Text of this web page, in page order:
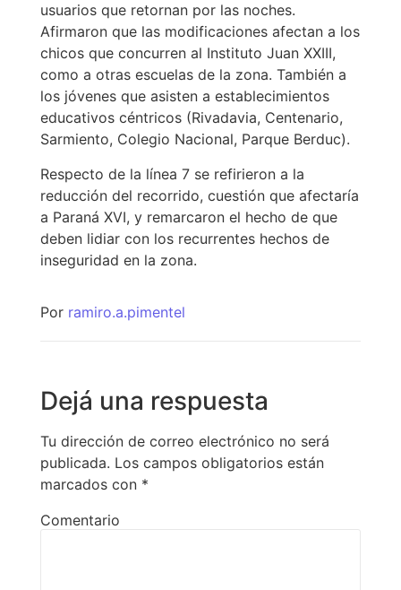
usuarios que retornan por las noches.
Afirmaron que las modificaciones afectan a los
chicos que concurren al Instituto Juan XXIII,
como a otras escuelas de la zona. También a
los jóvenes que asisten a establecimientos
educativos céntricos (Rivadavia, Centenario,
Sarmiento, Colegio Nacional, Parque Berduc).
Respecto de la línea 7 se refirieron a la
reducción del recorrido, cuestión que afectaría
a Paraná XVI, y remarcaron el hecho de que
deben lidiar con los recurrentes hechos de
inseguridad en la zona.
Por ramiro.a.pimentel
Dejá una respuesta
Tu dirección de correo electrónico no será
publicada. Los campos obligatorios están
marcados con *
Comentario